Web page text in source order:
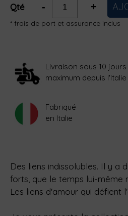
Qté - +
* frais de port et assurance inclus
Livraison sous 10 jours
maximum depuis l'Italie
Fabriqué
en Italie
Des liens indissolubles. Il y a
forts, que le temps lui-même
Les liens d'amour qui défient